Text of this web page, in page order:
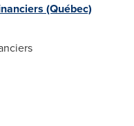
(Québec)